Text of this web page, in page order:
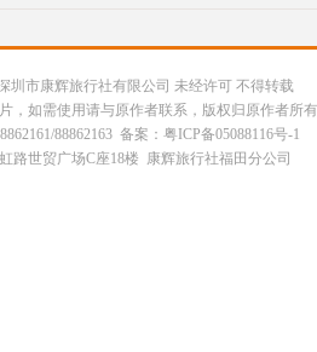
圳市康辉旅行社有限公司 未经许可 不得转载
，如需使用请与原作者联系，版权归原作者所
88862163 备案：粤ICP备05088116号-1
路世贸广场C座18楼 康辉旅行社福田分公司